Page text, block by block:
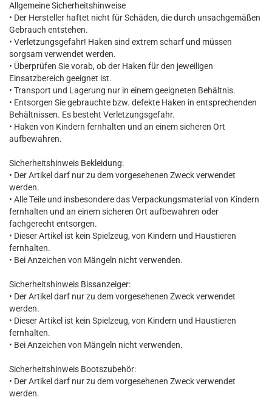
Allgemeine Sicherheitshinweise
• Der Hersteller haftet nicht für Schäden, die durch unsachgemäßen
Gebrauch entstehen.
• Verletzungsgefahr! Haken sind extrem scharf und müssen
sorgsam verwendet werden.
• Überprüfen Sie vorab, ob der Haken für den jeweiligen
Einsatzbereich geeignet ist.
• Transport und Lagerung nur in einem geeigneten Behältnis.
• Entsorgen Sie gebrauchte bzw. defekte Haken in entsprechenden
Behältnissen. Es besteht Verletzungsgefahr.
• Haken von Kindern fernhalten und an einem sicheren Ort
aufbewahren.
Sicherheitshinweis Bekleidung:
• Der Artikel darf nur zu dem vorgesehenen Zweck verwendet
werden.
• Alle Teile und insbesondere das Verpackungsmaterial von Kindern
fernhalten und an einem sicheren Ort aufbewahren oder
fachgerecht entsorgen.
• Dieser Artikel ist kein Spielzeug, von Kindern und Haustieren
fernhalten.
• Bei Anzeichen von Mängeln nicht verwenden.
Sicherheitshinweis Bissanzeiger:
• Der Artikel darf nur zu dem vorgesehenen Zweck verwendet
werden.
• Dieser Artikel ist kein Spielzeug, von Kindern und Haustieren
fernhalten.
• Bei Anzeichen von Mängeln nicht verwenden.
Sicherheitshinweis Bootszubehör:
• Der Artikel darf nur zu dem vorgesehenen Zweck verwendet
werden.